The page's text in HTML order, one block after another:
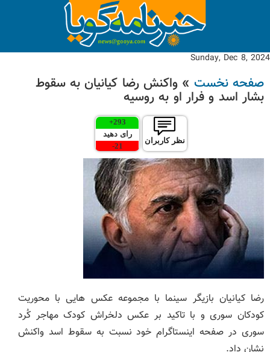
Sunday, Dec 8, 2024
صفحه نخست » واکنش رضا کیانیان به سقوط
بشار اسد و فرار او به روسیه
نظر کاربران
293
+
رای دهید
21
-
رضا کیانیان بازیگر سینما با مجموعه عکس‌ هایی با محوریت
کودکان سوری و با تاکید بر عکس دلخراش کودک مهاجر کُرد
سوری در صفحه اینستاگرام خود نسبت به سقوط اسد واکنش